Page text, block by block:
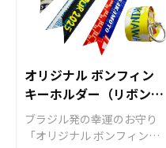
素材を採用しています。キ
ャラクターやイラスト、写
真などのお好きなデザイン
を高精細プリンターでフル
カラー印刷し、自由な形に
ダイカット加工で仕上げま
す。台座部分にもプリント
が可能で、形状やサイズも
自由自在です。同人活動で
オリジナル ボンフィン
キーホルダー（リボンス
トラップ）
ブラジル発の幸運のお守り
「オリジナル ボンフィンキ